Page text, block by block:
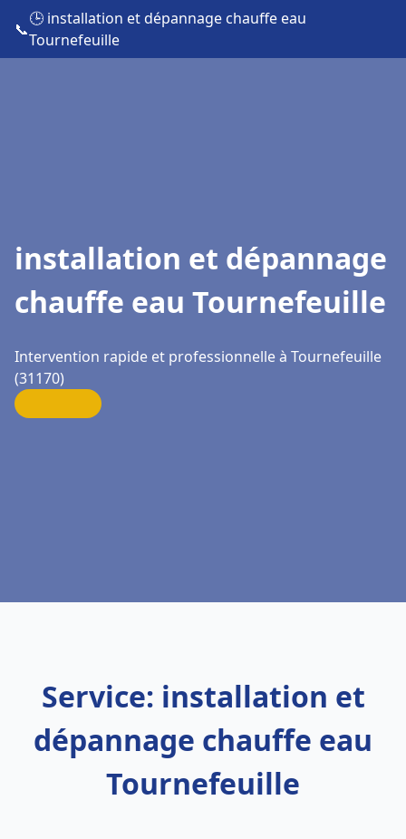
📞
🕒 installation et dépannage chauffe eau
Tournefeuille
installation et dépannage
chauffe eau Tournefeuille
Intervention rapide et professionnelle à Tournefeuille
(31170)
Service: installation et
dépannage chauffe eau
Tournefeuille